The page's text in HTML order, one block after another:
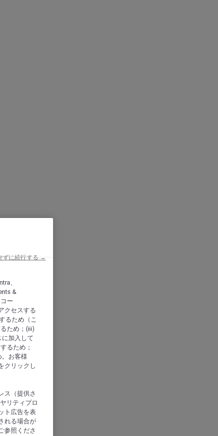
、
&
ー
クセスする
るため（こ
ため；(iii)
加入して
るため；
お客様
クリックし
ス（提供さ
リティプロ
ト広告を表
れる場合が
参照くださ
ずに続行する →